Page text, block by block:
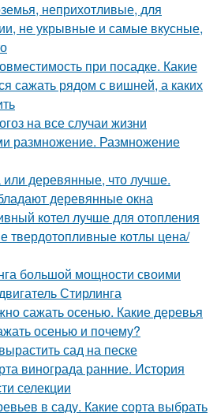
неприхотливые, для
не укрывные и самые вкусные,
при посадке. Какие
сажать рядом с вишней, а каких
на все случаи жизни
размножение. Размножение
деревянные, что лучше.
деревянные окна
котел лучше для отопления
твердотопливные котлы цена/
большой мощности своими
Стирлинга
сажать осенью. Какие деревья
осенью и почему?
сад на песке
винограда ранние. История
селекции
в саду. Какие сорта выбрать